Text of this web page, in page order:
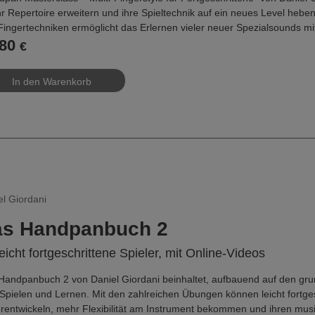
Repertoire erweitern und ihre Spieltechnik auf ein neues Level
ermöglicht das Erlernen vieler neuer Spezialsounds
Ausgehend von Fingertechniken indischer und arabischer
mit mehr als 140 Seiten und 76 Video-Links ist als aufbauender
vimeo.com/1195908948/4834b75dd1
- unterschiedliche Taks und Dums
wie Wah-Wah oder Superbass
Schlagtechniken wie Snaps und Flicks
Splithand
Splithand
€
Giordani
Handpanbuch 2
fortgeschrittene Spieler, mit Online-Videos
2 von Daniel Giordani beinhaltet, aufbauend auf den
und Lernen. Mit den zahlreichen Übungen können leicht
mehr Flexibilität am Instrument bekommen und ihren